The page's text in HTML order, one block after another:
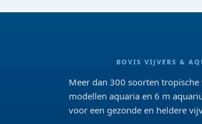
BOVIS VIJVERS &
Meer dan 300 soorten tropische
modellen aquaria en 6 m
voor een gezonde en heldere